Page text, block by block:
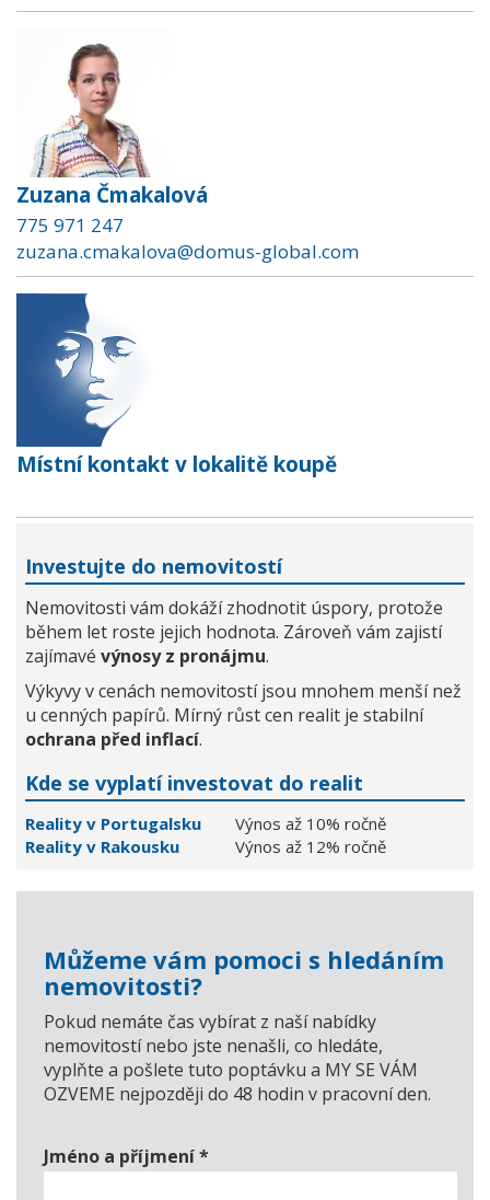
Zuzana Čmakalová
775 971 247
zuzana.cmakalova@domus-global.com
Místní kontakt v lokalitě koupě
Investujte do nemovitostí
Nemovitosti vám dokáží zhodnotit úspory, protože
během let roste jejich hodnota. Zároveň vám zajistí
zajímavé výnosy z pronájmu.
Výkyvy v cenách nemovitostí jsou mnohem menší než
u cenných papírů. Mírný růst cen realit je stabilní
ochrana před inflací.
Kde se vyplatí investovat do realit
Reality v Portugalsku
Výnos až 10% ročně
Reality v Rakousku
Výnos až 12% ročně
Můžeme vám pomoci s hledáním
nemovitosti?
Pokud nemáte čas vybírat z naší nabídky
nemovitostí nebo jste nenašli, co hledáte,
vyplňte a pošlete tuto poptávku a MY SE VÁM
OZVEME nejpozději do 48 hodin v pracovní den.
Jméno a příjmení*